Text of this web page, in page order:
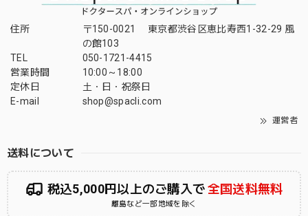
住所
〒150-0021 東京都渋谷区恵比寿西1-32-29 風
の館103
TEL
050-1721-4415
営業時間
10:00～18:00
定休日
土・日・祝祭日
E-mail
shop@spacli.com
運営者
送料について
税込5,000円以上のご購入で全国送料無料
離島など一部地域を除く